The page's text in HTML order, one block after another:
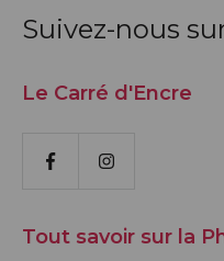
Suivez-nous
Le Carré d'Encre
FacebookInstagram
Tout savoir sur la